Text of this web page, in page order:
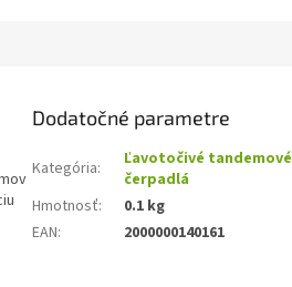
Dodatočné parametre
Kategória:
Ľavotočivé tandemové
čerpadlá
Hmotnosť:
0.1 kg
EAN: 2000000140161